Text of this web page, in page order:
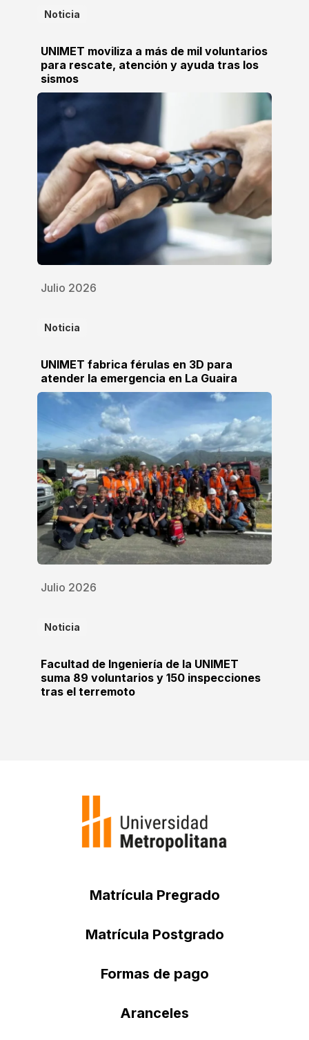
Noticia
UNIMET moviliza a más de mil voluntarios
para rescate, atención y ayuda tras los
sismos
Julio 2026
Noticia
UNIMET fabrica férulas en 3D para
atender la emergencia en La Guaira
Julio 2026
Noticia
Facultad de Ingeniería de la UNIMET
suma 89 voluntarios y 150 inspecciones
tras el terremoto
Matrícula Pregrado
Matrícula Postgrado
Formas de pago
Aranceles